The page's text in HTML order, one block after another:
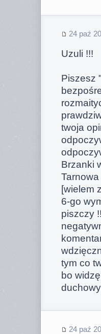
24 paź
Uzuli !!!
Piszesz
twoja
Brzanki
[wielem
6-go
piszczy
tym co
bo
24 paź